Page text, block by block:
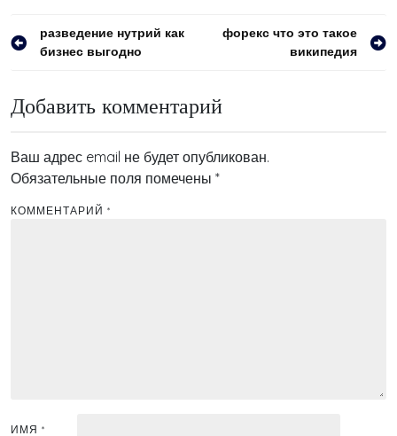
Навигация
разведение нутрий как
бизнес выгодно
форекс что это такое
википедия
Добавить комментарий
Ваш адрес email не будет опубликован.
Обязательные поля помечены *
КОММЕНТАРИЙ *
ИМЯ *